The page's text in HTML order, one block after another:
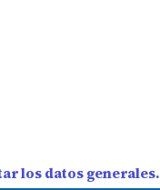
los datos generales.